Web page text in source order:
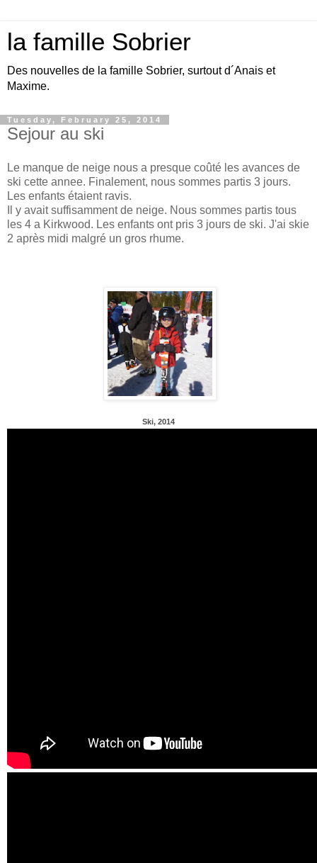
la famille Sobrier
Des nouvelles de la famille Sobrier, surtout d´Anais et
Maxime.
Tuesday, February 25, 2014
Sejour au ski
Le manque de neige nous a presque coûté les avances de
ski cette annee. Finalement, nous sommes partis 3 jours.
Les enfants étaient ravis.
Il y avait suffisamment de neige. Nous sommes partis tous
les 4 a Kirkwood. Les enfants ont pris 3 jours de ski. J'ai skie
2 après midi malgré un gros rhume.
Ski, 2014